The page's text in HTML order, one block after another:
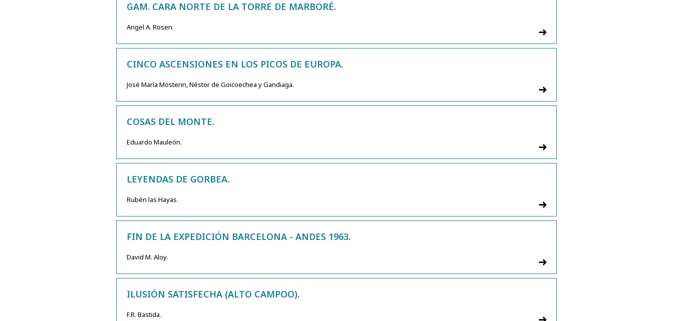
GAM. CARA NORTE DE LA TORRE DE MARBORÉ.
Angel A. Rosen.
CINCO ASCENSIONES EN LOS PICOS DE EUROPA.
José María Mosterin, Néstor de Goicoechea y Gandiaga.
COSAS DEL MONTE.
Eduardo Mauleón.
LEYENDAS DE GORBEA.
Rubén las Hayas.
FIN DE LA EXPEDICIÓN BARCELONA - ANDES 1963.
David M. Aloy.
ILUSIÓN SATISFECHA (ALTO CAMPOO).
F.R. Bastida.